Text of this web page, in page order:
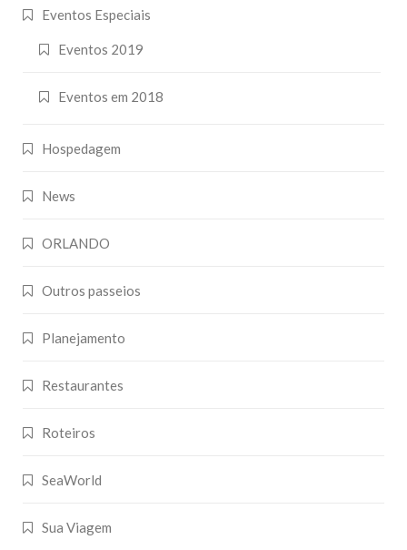
Eventos Especiais
Eventos 2019
Eventos em 2018
Hospedagem
News
ORLANDO
Outros passeios
Planejamento
Restaurantes
Roteiros
SeaWorld
Sua Viagem